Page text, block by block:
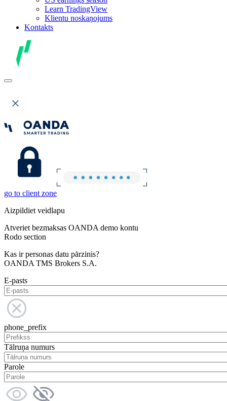
Learn TradingView
Klientu noskaņojums
Kontakts
go to client zone
Aizpildiet veidlapu
Atveriet bezmaksas OANDA demo kontu
Rodo section
Kas ir personas datu pārzinis?
OANDA TMS Brokers S.A.
E-pasts
phone_prefix
Tālruņa numurs
Parole